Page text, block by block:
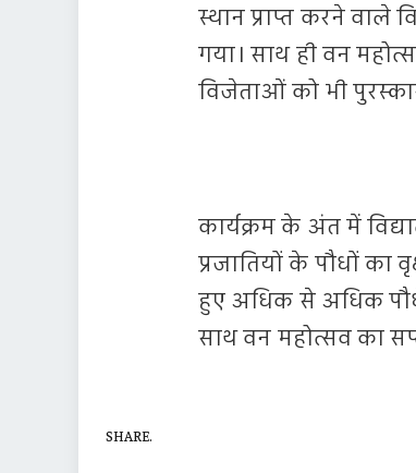
स्थान प्राप्त करने वाले
गया। साथ ही वन
विजेताओं को भी
कार्यक्रम के अंत में
प्रजातियों के पौधों का
हुए अधिक से अधिक
साथ वन महोत्सव का
SHARE.